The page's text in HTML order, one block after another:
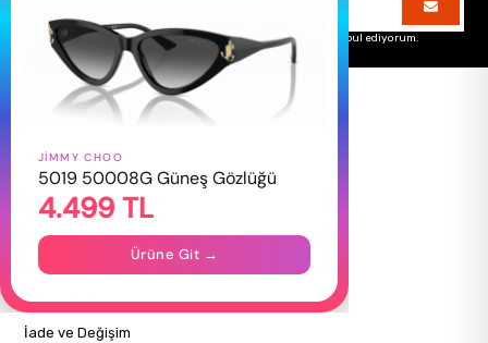
Üyelik koşullarınıvekişisel verileriminkorunmasını kabul ediyorum.
HAKKIMIZDA
Hakkımızda
Gizlilik Politikası
İletişim
ALIŞVERİŞ BİLGİLERİ
İade ve Değişim
JIMMY CHOO
5019 50008G Güneş Gözlüğü
4.499 TL
Ürüne Git →